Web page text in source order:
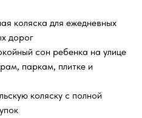
коляска для ежедневных
дорог
сон ребенка на улице
паркам, плитке и
коляску с полной